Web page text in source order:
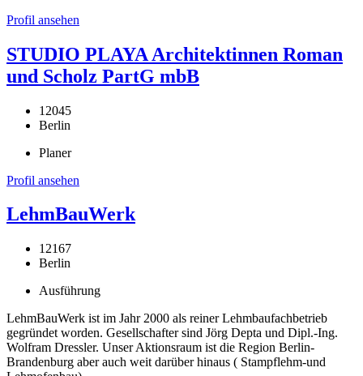
Profil ansehen
STUDIO PLAYA Architektinnen Roman
und Scholz PartG mbB
12045
Berlin
Planer
Profil ansehen
LehmBauWerk
12167
Berlin
Ausführung
LehmBauWerk ist im Jahr 2000 als reiner Lehmbaufachbetrieb
gegründet worden. Gesellschafter sind Jörg Depta und Dipl.-Ing.
Wolfram Dressler. Unser Aktionsraum ist die Region Berlin-
Brandenburg aber auch weit darüber hinaus ( Stampflehm-und